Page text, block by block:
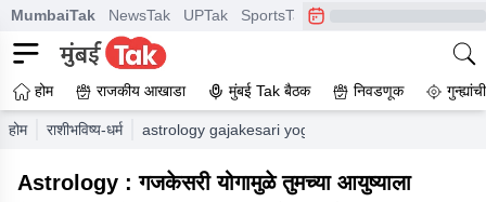
MumbaiTak NewsTak UPTak SportsTak CrimeTak
होम राजकीय आखाडा मुंबई Tak बैठक निवडणूक
होम राशीभविष्य-धर्म astrology gajakesari yoga will give a new
Astrology : गजकेसरी योगामुळे तुमच्या आयुष्याला